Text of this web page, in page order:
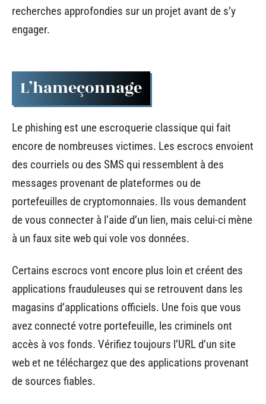
recherches approfondies sur un projet avant de s’y
engager.
L’hameçonnage
Le phishing est une escroquerie classique qui fait
encore de nombreuses victimes. Les escrocs envoient
des courriels ou des SMS qui ressemblent à des
messages provenant de plateformes ou de
portefeuilles de cryptomonnaies. Ils vous demandent
de vous connecter à l’aide d’un lien, mais celui-ci mène
à un faux site web qui vole vos données.
Certains escrocs vont encore plus loin et créent des
applications frauduleuses qui se retrouvent dans les
magasins d’applications officiels. Une fois que vous
avez connecté votre portefeuille, les criminels ont
accès à vos fonds. Vérifiez toujours l’URL d’un site
web et ne téléchargez que des applications provenant
de sources fiables.